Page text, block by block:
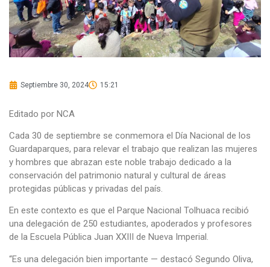
Septiembre 30, 2024 15:21
Editado por NCA
Cada 30 de septiembre se conmemora el Día Nacional de los
Guardaparques, para relevar el trabajo que realizan las mujeres
y hombres que abrazan este noble trabajo dedicado a la
conservación del patrimonio natural y cultural de áreas
protegidas públicas y privadas del país.
En este contexto es que el Parque Nacional Tolhuaca recibió
una delegación de 250 estudiantes, apoderados y profesores
de la Escuela Pública Juan XXIII de Nueva Imperial.
“Es una delegación bien importante — destacó Segundo Oliva,